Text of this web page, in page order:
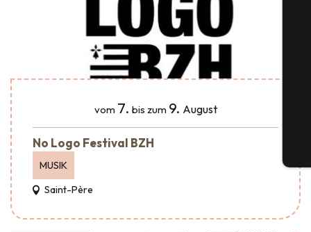
vom 7. bis zum 9. August
No Logo Festival BZH
MUSIK
Saint-Père